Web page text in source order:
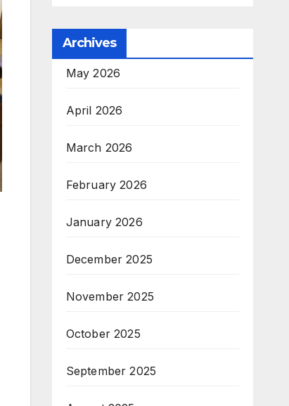
Archives
May 2026
April 2026
March 2026
February 2026
January 2026
December 2025
November 2025
October 2025
September 2025